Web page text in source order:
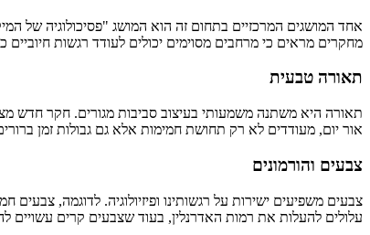
אחד המושגים המרכזיים בתחום זה הוא המושג "פסיכולוגיה של
מחקרים מראים כי מרחבים מסוימים יכולים לעודד רגשות חיוביים
תאורה טבעית
תאורה היא משתנה משמעותי בעיצוב סביבות מגורים. חקר חדש
אור יום, מעודדים לא רק תחושת חמימות אלא גם גבולות זמן
צבעים והורמונים
צבעים משפיעים ישירות על רגשותינו ופיזיולוגיה. לדוגמה,
עלולים להעלות את רמות האדרנלין, בעוד שצבעים קרים עשויים